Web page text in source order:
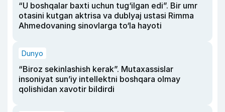
“U boshqalar baxti uchun tug‘ilgan edi”. Bir umr
otasini kutgan aktrisa va dublyaj ustasi Rimma
Ahmedovaning sinovlarga to‘la hayoti
Dunyo
“Biroz sekinlashish kerak”. Mutaxassislar
insoniyat sun’iy intellektni boshqara olmay
qolishidan xavotir bildirdi